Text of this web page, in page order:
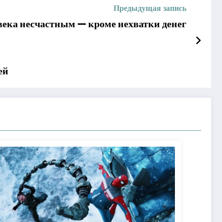
Предыдущая запись
несчастным — кроме нехватки денег